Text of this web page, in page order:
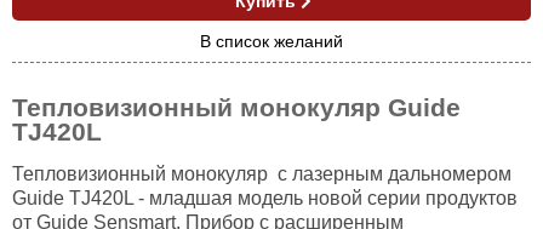
В список желаний
Тепловизионный монокуляр Guide
TJ420L
Тепловизионный монокуляр с лазерным дальномером
Guide TJ420L - младшая модель новой серии продуктов
от Guide Sensmart. Прибор с расширенным